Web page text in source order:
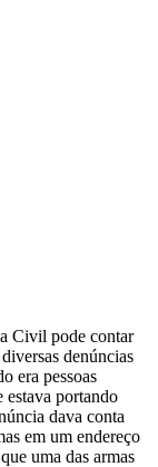
Civil pode contar
denúncias
era pessoas
estava portando
dava conta
em um endereço
uma das armas